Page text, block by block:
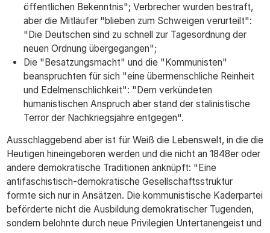
öffentlichen Bekenntnis"; Verbrecher wurden bestraft,
aber die Mitläufer "blieben zum Schweigen verurteilt":
"Die Deutschen sind zu schnell zur Tagesordnung der
neuen Ordnung übergegangen";
Die "Besatzungsmacht" und die "Kommunisten"
beanspruchten für sich "eine übermenschliche Reinheit
und Edelmenschlichkeit": "Dem verkündeten
humanistischen Anspruch aber stand der stalinistische
Terror der Nachkriegsjahre entgegen".
Ausschlaggebend aber ist für Weiß die Lebenswelt, in die die
Heutigen hineingeboren werden und die nicht an 1848er oder
andere demokratische Traditionen anknüpft: "Eine
antifaschistisch-demokratische Gesellschaftsstruktur
formte sich nur in Ansätzen. Die kommunistische Kaderpartei
beförderte nicht die Ausbildung demokratischer Tugenden,
sondern belohnte durch neue Privilegien Untertanengeist und